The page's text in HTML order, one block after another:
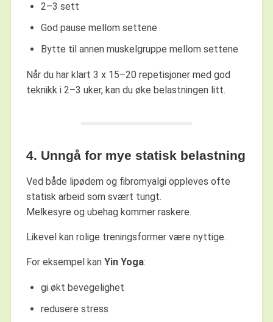
2–3 sett
God pause mellom settene
Bytte til annen muskelgruppe mellom settene
Når du har klart 3 x 15–20 repetisjoner med god
teknikk i 2–3 uker, kan du øke belastningen litt.
4. Unngå for mye statisk belastning
Ved både lipødem og fibromyalgi oppleves ofte
statisk arbeid som svært tungt.
Melkesyre og ubehag kommer raskere.
Likevel kan rolige treningsformer være nyttige.
For eksempel kan Yin Yoga:
gi økt bevegelighet
redusere stress